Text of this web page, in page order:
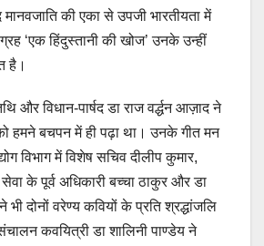
की एका से उपजी भारतीयता में
‘एक हिंदुस्तानी की खोज’ उनके उन्हीं
है।
और विधान-पार्षद डा राज वर्द्धन आज़ाद ने
हमने बचपन में ही पढ़ा था। उनके गीत मन
विभाग में विशेष सचिव दीलीप कुमार,
के पूर्व अधिकारी बच्चा ठाकुर और डा
दोनों वरेण्य कवियों के प्रति श्रद्धांजलि
कवयित्री डा शालिनी पाण्डेय ने